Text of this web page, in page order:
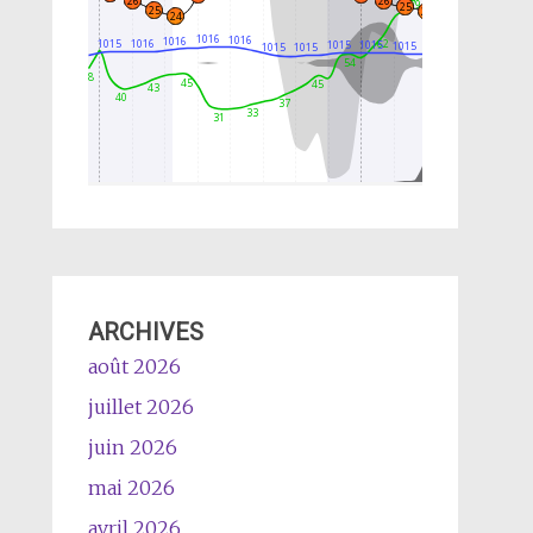
ARCHIVES
août 2026
juillet 2026
juin 2026
mai 2026